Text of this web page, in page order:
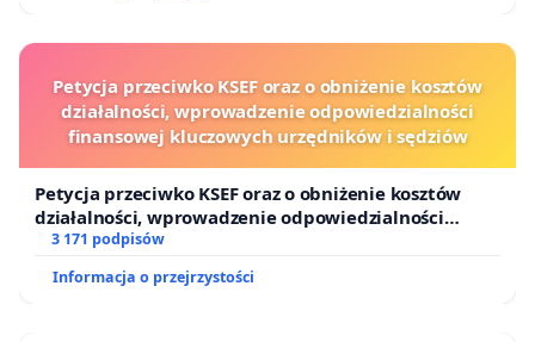
Petycja przeciwko KSEF oraz o obniżenie kosztów
działalności, wprowadzenie odpowiedzialności
finansowej kluczowych urzędników i sędziów
Petycja przeciwko KSEF oraz o obniżenie kosztów
działalności, wprowadzenie odpowiedzialności
finansowej kluczowych urzędników i sędziów
3 171 podpisów
Informacja o przejrzystości